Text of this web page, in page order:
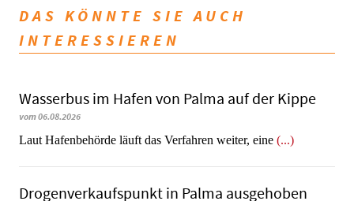
DAS KÖNNTE SIE AUCH
INTERESSIEREN
Wasserbus im Hafen von Palma auf der Kippe
vom 06.08.2026
Laut Hafenbehörde läuft das Verfahren weiter, eine (...)
Dro­gen­ver­kaufs­punkt in Palma ausgehoben